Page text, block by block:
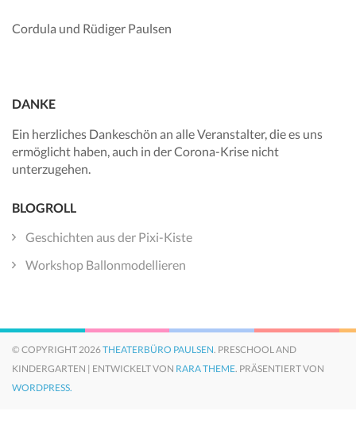
Cordula und Rüdiger Paulsen
DANKE
Ein herzliches Dankeschön an alle Veranstalter, die es uns
ermöglicht haben, auch in der Corona-Krise nicht
unterzugehen.
BLOGROLL
Geschichten aus der Pixi-Kiste
Workshop Ballonmodellieren
© COPYRIGHT 2026THEATERBÜRO PAULSEN. PRESCHOOL AND
KINDERGARTEN | ENTWICKELT VON RARA THEME. PRÄSENTIERT VON
WORDPRESS.